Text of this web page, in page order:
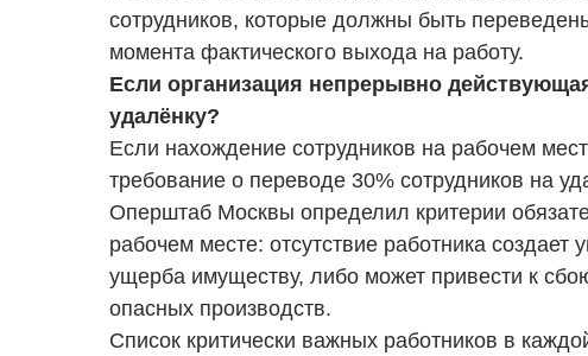
сотрудников, которые должны быть
момента фактического выхода на работу.
Если организация непрерывно
удалёнку?
Если нахождение сотрудников на рабочем
требование о переводе 30% сотрудников на
Оперштаб Москвы определил критерии
рабочем месте: отсутствие работника
ущерба имуществу, либо может привести к
опасных производств.
Список критически важных работников в